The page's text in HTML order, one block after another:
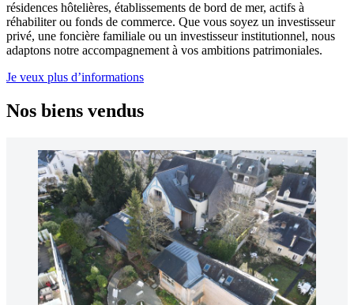
résidences hôtelières, établissements de bord de mer, actifs à
réhabiliter ou fonds de commerce. Que vous soyez un investisseur
privé, une foncière familiale ou un investisseur institutionnel, nous
adaptons notre accompagnement à vos ambitions patrimoniales.
Je veux plus d’informations
Nos biens vendus